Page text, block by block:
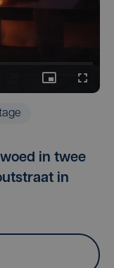
in twee
in